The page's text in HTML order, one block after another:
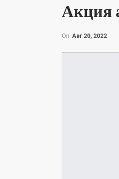
Акция
On Авг 20, 2022